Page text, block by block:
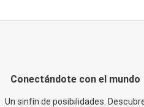
Conectándote con el mundo
Un sinfín de posibilidades.